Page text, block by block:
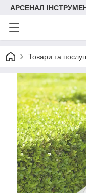
АРСЕНАЛ
Товари та